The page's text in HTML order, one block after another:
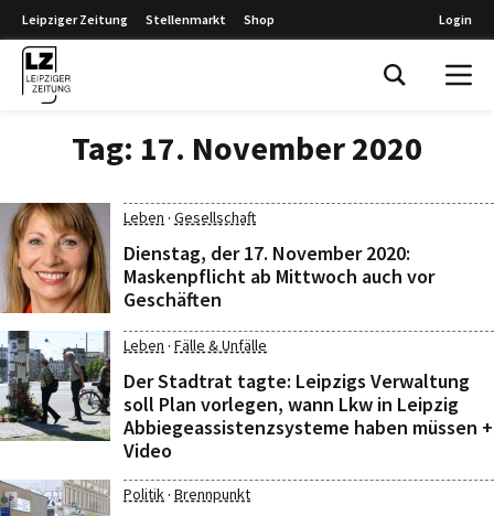
Leipziger Zeitung Stellenmarkt Shop Login
Tag: 17. November 2020
Leben · Gesellschaft
Dienstag, der 17. November 2020:
Maskenpflicht ab Mittwoch auch vor
Geschäften
Leben · Fälle & Unfälle
Der Stadtrat tagte: Leipzigs Verwaltung
soll Plan vorlegen, wann Lkw in Leipzig
Abbiegeassistenzsysteme haben müssen +
Video
Politik· Brennpunkt